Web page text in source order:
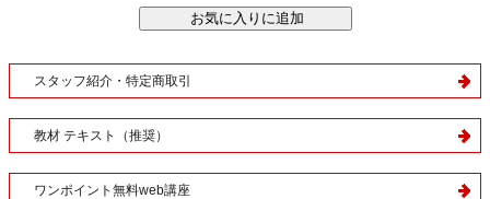
スタッフ紹介・特定商取引
教材 テキスト（推奨）
ワンポイント無料web講座